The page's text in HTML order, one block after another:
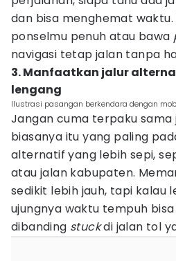
dan bisa menghemat
ponselmu penuh atau bawa
navigasi tetap jalan tanpa
3. Manfaatkan jalur
lengang
Ilustrasi pasangan berkendara dengan
Jangan cuma terpaku
biasanya itu yang paling
alternatif yang lebih sepi,
atau jalan kabupaten.
sedikit lebih jauh, tapi kalau
ujungnya waktu tempuh
dibanding stuckdi jalan tol